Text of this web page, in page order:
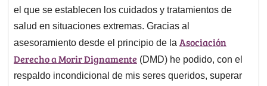
el que se establecen los cuidados y tratamientos de
salud en situaciones extremas. Gracias al
asesoramiento desde el principio de la Asociación
Derecho a Morir Dignamente (DMD) he podido, con el
respaldo incondicional de mis seres queridos, superar